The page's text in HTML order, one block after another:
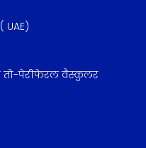
UAE)
तो-पेरीफेरल वैस्कुलर